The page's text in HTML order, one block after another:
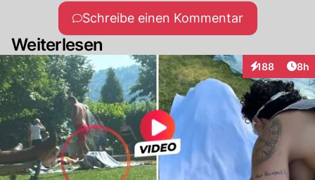
Schreibe einen Kommentar
Weiterlesen
188
Interaktionen
8h